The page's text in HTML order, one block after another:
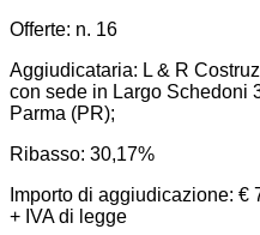
Offerte: n. 16
Aggiudicataria: L & R
con sede in Largo Schedoni
Parma (PR);
Ribasso: 30,17%
Importo di aggiudicazione: €
+ IVA di legge